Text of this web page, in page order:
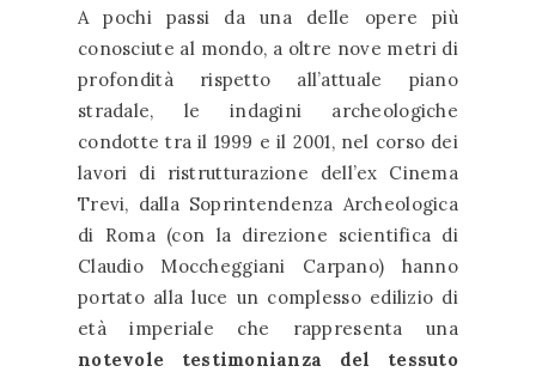
A pochi passi da una delle opere più
conosciute al mondo, a oltre nove metri di
profondità rispetto all’attuale piano
stradale, le indagini archeologiche
condotte tra il 1999 e il 2001, nel corso dei
lavori di ristrutturazione dell’ex Cinema
Trevi, dalla Soprintendenza Archeologica
di Roma (con la direzione scientifica di
Claudio Moccheggiani Carpano) hanno
portato alla luce un complesso edilizio di
età imperiale che rappresenta una
notevole testimonianza del tessuto